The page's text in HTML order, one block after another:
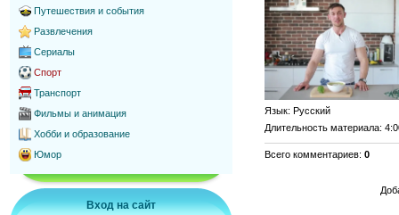
Путешествия и события
Развлечения
Сериалы
Спорт
Транспорт
Фильмы и анимация
Хобби и образование
Юмор
Вход на сайт
Язык: Русский
Длительность материала:
Всего комментариев: 0